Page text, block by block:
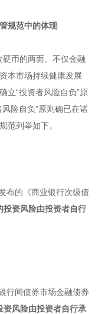
规范中的体现
硬币的两面。不仅金融
本市场持续健康发展
立“投资者风险自负”原
险自负”原则确已在诸
范列举如下。
布的《商业银行次级债
投资风险由投资者自行
行间债券市场金融债券
资风险由投资者自行承